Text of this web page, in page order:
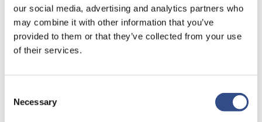
our social media, advertising and analytics partners who
may combine it with other information that you’ve
provided to them or that they’ve collected from your use
of their services.
Selection
Necessary
par les transports publics.Le bus de Sittard à
Maastricht via Beek et vice versa s'arrête
devant le terminal.